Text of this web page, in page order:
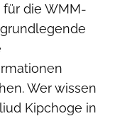
für die WMM-
Wer wissen
Kipchoge in